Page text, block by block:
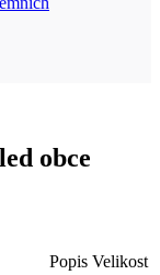
obce
Popis Velikost